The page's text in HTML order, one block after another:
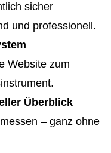
sicher
und professionell.
Website zum
Überblick
– ganz ohne